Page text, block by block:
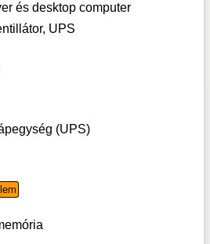
és desktop computer
UPS
(UPS)